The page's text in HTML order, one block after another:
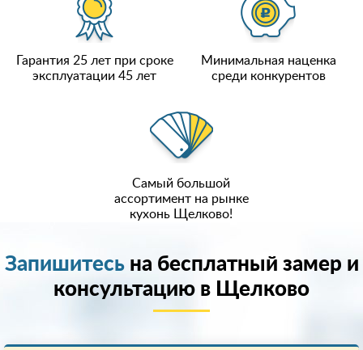
Гарантия 25 лет при сроке
эксплуатации 45 лет
Минимальная наценка
среди конкурентов
Самый большой
ассортимент на рынке
кухонь Щелково!
Запишитесьна бесплатный замер и
консультацию в Щелково